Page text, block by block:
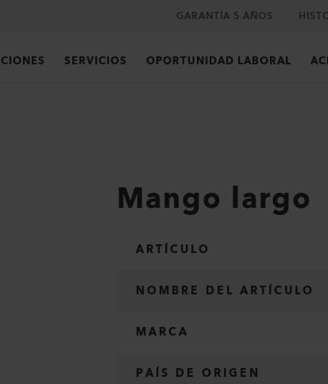
GARANTÍA 5 AÑOS
SERVICIOS OPORTUNIDAD LABORAL
Mango largo
ARTÍCULO
NOMBRE DEL ARTÍCULO
MARCA
PAÍS DE ORIGEN